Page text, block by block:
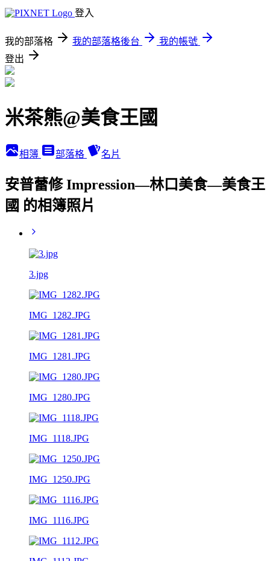
登入
我的部落格 我的部落格後台
我的帳號
登出
米茶熊@美食王國
相簿 部落格 名片
安普蕾修 Impression—林口美食—美食王
國 的相簿照片
3.jpg
IMG_1282.JPG
IMG_1281.JPG
IMG_1280.JPG
IMG_1118.JPG
IMG_1250.JPG
IMG_1116.JPG